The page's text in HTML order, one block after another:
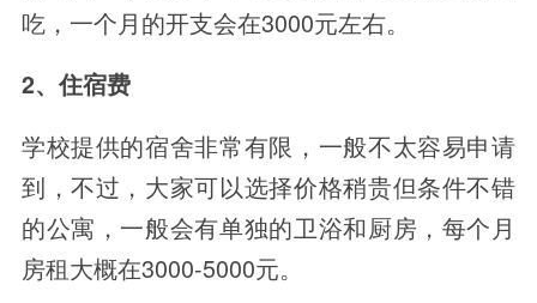
吃，一个月的开支会在3000元左右。
2、住宿费
学校提供的宿舍非常有限，一般不太容易申请
到，不过，大家可以选择价格稍贵但条件不错
的公寓，一般会有单独的卫浴和厨房，每个月
房租大概在3000-5000元。